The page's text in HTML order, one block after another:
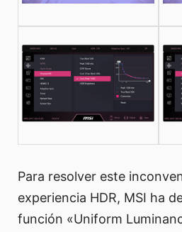
Para resolver este
experiencia HDR, MSI ha
función «Uniform